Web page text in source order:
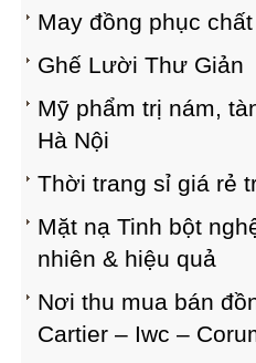
May đồng phục
Ghế Lười Thư Giản
Mỹ phẩm trị nám,
Hà Nội
Thời trang sỉ giá rẻ
Mặt nạ Tinh bột
nhiên & hiệu quả
Nơi thu mua bán
Cartier – Iwc –